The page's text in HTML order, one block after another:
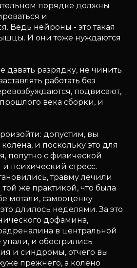
порядке должны
и
Ведь нейроны - это такая
И они тоже нуждаются
давать разрядку, не чинить
работать без
подвисают,
века сборки, и
допустим, вы
и поскольку это для
попутно с физической
психический стресс.
травму лечили
же практикой, что была
мотали, самооценку
длилось неделями. За это
дофамина,
в центральной
и обострились
и синдромы, отчего вы
прежнего, а колено